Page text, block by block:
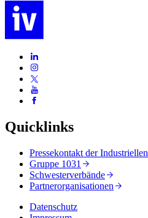
Quicklinks
Pressekontakt der
Gruppe 1031
Schwesterverbände
Partnerorganisationen
Datenschutz